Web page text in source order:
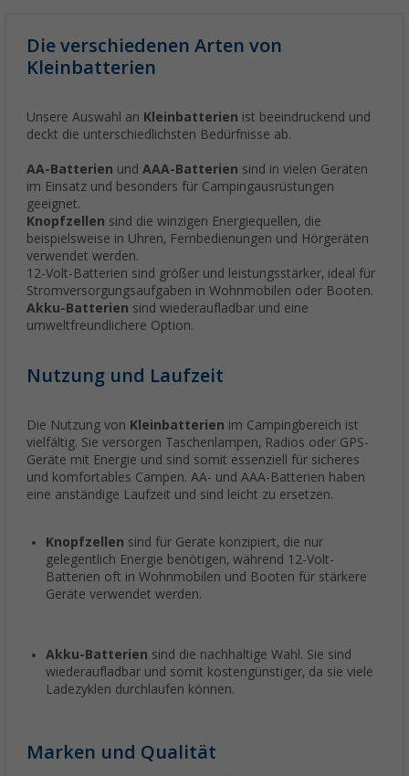
Die verschiedenen Arten von
Kleinbatterien
Unsere Auswahl an Kleinbatterien ist beeindruckend und
deckt die unterschiedlichsten Bedürfnisse ab.
AA-Batterien und AAA-Batterien sind in vielen Geräten
im Einsatz und besonders für Campingausrüstungen
geeignet.
Knopfzellen sind die winzigen Energiequellen, die
beispielsweise in Uhren, Fernbedienungen und Hörgeräten
verwendet werden.
12-Volt-Batterien sind größer und leistungsstärker, ideal für
Stromversorgungsaufgaben in Wohnmobilen oder Booten.
Akku-Batterien sind wiederaufladbar und eine
umweltfreundlichere Option.
Nutzung und Laufzeit
Die Nutzung von Kleinbatterien im Campingbereich ist
vielfältig. Sie versorgen Taschenlampen, Radios oder GPS-
Geräte mit Energie und sind somit essenziell für sicheres
und komfortables Campen. AA- und AAA-Batterien haben
eine anständige Laufzeit und sind leicht zu ersetzen.
Knopfzellen sind für Geräte konzipiert, die nur
gelegentlich Energie benötigen, während 12-Volt-
Batterien oft in Wohnmobilen und Booten für stärkere
Geräte verwendet werden.
Akku-Batterien sind die nachhaltige Wahl. Sie sind
wiederaufladbar und somit kostengünstiger, da sie viele
Ladezyklen durchlaufen können.
Marken und Qualität